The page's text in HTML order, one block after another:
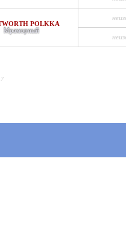
POLKKA
Мраморный